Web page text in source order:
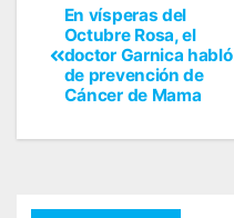
En vísperas del
Octubre Rosa, el
doctor Garnica habló
de prevención de
Cáncer de Mama